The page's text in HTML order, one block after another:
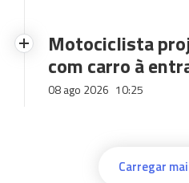
Motociclista
com carro à
08 ago 2026 10:25
Carregar